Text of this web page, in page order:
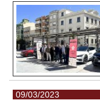
09/03/2023